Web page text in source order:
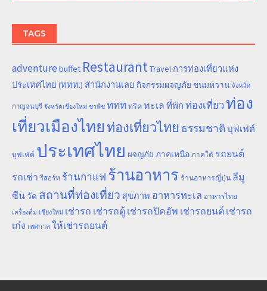
TAGS
adventure buffet RestaurantTravel การท่องเที่ยวแห่ง
ประเทศไทย (ททท.) สำนักงานเลย กิจกรรมผจญภัย ขนมหวาน จังหวัด
กาญจนบุรี จังหวัดเชียงใหม่ ชาพีช ททท ทริค ทะเล ที่พัก ท่องเที่ยวท่อง
เที่ยวเมืองไทยท่องเที่ยวไทย ธรรมชาติ บุฟเฟต์
บุฟเฟ่ต์ ประเทศไทย ผจญภัย ภาคเหนือ ภาคใต้ รถยนต์
รถเช่า รีสอร์ท ร้านกาแฟ ร้านอาหาร ร้านอาหารญี่ปุ่น ลีมู
ซีน วัด สถานที่ท่องเที่ยว สุขภาพ อาหารทะเล อาหารไทย
เครื่องดื่ม เชียงใหม่ เช่ารถ เช่ารถตู้ เช่ารถปิคอัพ เช่ารถยนต์ เช่ารถ
เก๋ง เทศกาล ให้เช่ารถยนต์